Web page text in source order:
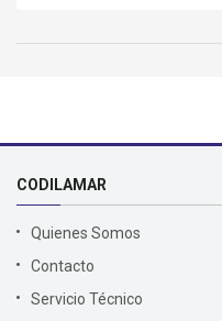
CODILAMAR
Quienes Somos
Contacto
Servicio Técnico